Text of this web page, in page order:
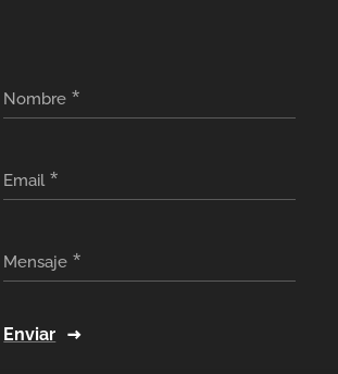
Nombre
Email
Mensaje
Enviar